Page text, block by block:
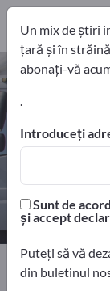
exportatori
1
Home
Echipamente
Un mix de știri
țară și în
abonați-vă
.
Introduceți
Sunt de
și accept
Puteți să vă
din buletinul